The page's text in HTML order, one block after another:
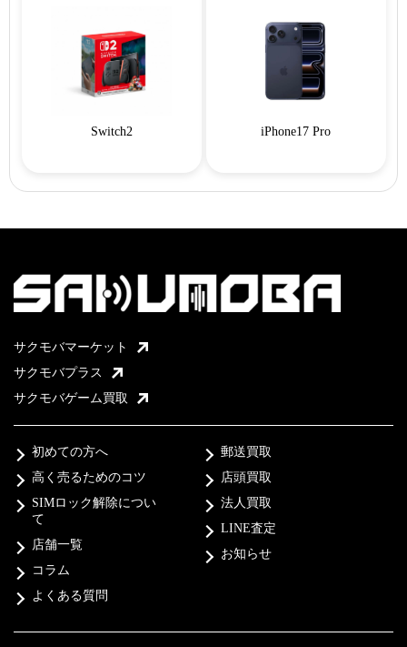
Switch2 iPhone17 Pro
サクモバマーケット
サクモバプラス
サクモバゲーム買取
初めての方へ
高く売るためのコツ
SIMロック解除につい
て
店舗一覧
コラム
よくある質問
郵送買取
店頭買取
法人買取
LINE査定
お知らせ